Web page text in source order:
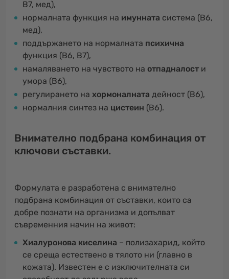
B7, мед),
нормалната функция на имунната система (B6,
мед),
поддържането на нормалната психична
функция (B6, B7),
намаляването на чувството на отпадналост и
умора (B6),
регулирането на хормоналната дейност (B6),
нормалния синтез на цистеин (B6).
Внимателно подбрана комбинация от
ключови съставки.
Формулата е разработена с внимателно
подбрана комбинация от съставки, които са
добре познати на организма и допълват
съвременния начин на живот:
Хиалуронова киселина – полизахарид, който
се среща естествено в тялото ни (главно в
кожата). Известен е с изключителната си